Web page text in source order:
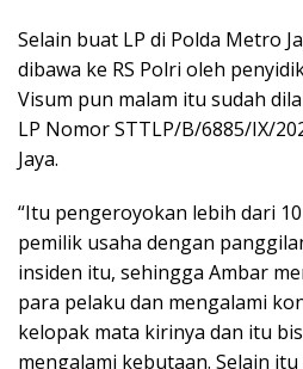
Selain buat LP di Polda Metro
dibawa ke RS Polri oleh
Visum pun malam itu sudah
LP Nomor STTLP/B/6885/IX/
Jaya.
“Itu pengeroyokan lebih dari
pemilik usaha dengan
insiden itu, sehingga Ambar
para pelaku dan mengalami
kelopak mata kirinya dan itu
mengalami kebutaan. Selain itu